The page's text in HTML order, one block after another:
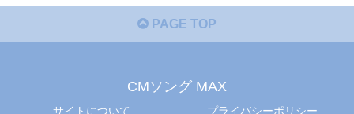
PAGE TOP
CMソング MAX
サイトについて プライバシーポリシー